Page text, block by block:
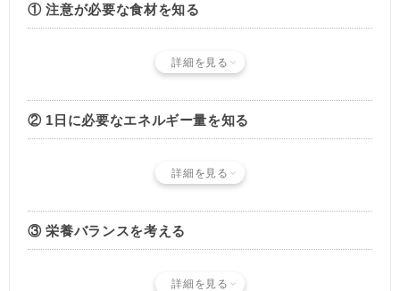
① 注意が必要な食材を知る
詳細を見る
② 1日に必要なエネルギー量を知る
詳細を見る
③ 栄養バランスを考える
詳細を見る